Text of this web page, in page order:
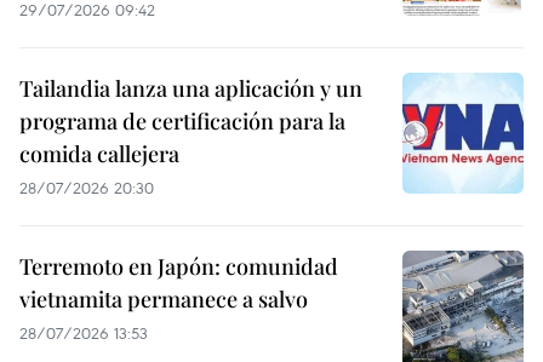
29/07/2026 09:42
Tailandia lanza una aplicación y un
programa de certificación para la
comida callejera
28/07/2026 20:30
Terremoto en Japón: comunidad
vietnamita permanece a salvo
28/07/2026 13:53